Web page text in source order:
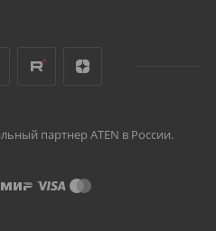
партнер ATEN в России.